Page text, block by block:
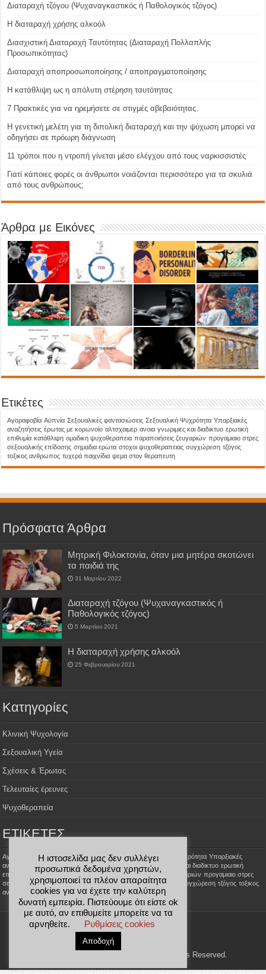
Διαταραχή τζόγου (Ψυχαναγκαστικός ή Παθολογικός τζόγος)
H διαταραχή χρήσης αλκοόλ
Διασχιστική Διαταραχή Ταυτότητας (Διαταραχή Πολλαπλής
Προσωπικότητας)
Διαταραχή αποπροσωποποίησης / αποπραγματοποίησης
Η κατάθλιψη ως η απόλυτη στέρηση ταυτότητας
7 Πρακτικές για να ηρεμήσετε σε στιγμές αβεβαιότητας.
Η γενετική μελέτη για τη διπολική διαταραχή και την ψύχωση μπορεί να
οδηγήσει σε πρόωρη διάγνωση
11 τρόποι που η ντροπή γίνεται μέσο ελέγχου από τους ναρκισσιστές
Γιατί κάποιες φορές οι άνθρωποι νοιάζονται περισσότερο για τα σκυλιά
από τους ανθρώπους;
Άρθρα με Εικόνες
Ετικέτες
Aγοραφοβία Αϋπνία Σεξουαλικές φαντασιώσεις Σεξουαλική Ψυχρότητα Υπαρξιακές
αναζητήσεις έρωτας με κορωνοίο αλτσχαιμερ ανοια γνωριμιες και διαδικτυο ερωτική
επιθυμία κατάθλιψη ομαδικη ψυχοθεραπεια παραποιήσεις ζευγαριών προγαμιαιο στρες
σεξουαλικής επίδοσης σημαδια ερωτα στοχοι ψυχοθεραπειας συγχώρεση τζόγος
τοξικος ανθρωπος τυχερά παιχνίδια ψεμα στον θεραπευτη
Πρόσφατα Άρθρα
Μητρική Φιλοκτονία, όταν μια μητέρα σκοτώνει
τα παιδιά της
31 Μαρτίου 2022
Διαταραχή τζόγου (Ψυχαναγκαστικός ή
Παθολογικός τζόγος)
5 Μαρτίου 2021
H διαταραχή χρήσης αλκοόλ
25 Φεβρουαρίου 2021
Kατηγορίες
Κλινική Ψυχολογία
Σεξουαλική Υγεία
Σχέσεις & Έρωτας
Τελευταίες έρευνες
Ψυχοθεραπεία
ΕΤΙΚΕΤΕΣ
Aγοραφοβία Αϋπνία Σεξουαλικές φαντασιώσεις Σεξουαλική Ψυχρότητα Υπαρξιακές
αναζητήσεις
έρωτας με κορωνοίο αλτσχαιμερ ανοια γνωριμιες και διαδικτυο ερωτική
επιθυμία
κατάθλιψη ομαδικη ψυχοθεραπεια παραποιήσεις ζευγαριών προγαμιαιο στρες
σεξουαλικής επίδοσης σημαδια ερωτα στοχοι ψυχοθεραπειας συγχώρεση τζόγος τοξικος
ανθρωπος τυχερά παιχνίδια ψεμα στον θεραπευτη
Designed byWebpass.gr
InPsyche © Copyright 2013-2020, All Rights Reserved.
Η ιστοσελίδα μας δεν συλλέγει
προσωπικά δεδομένα χρηστών,
χρησιμοποιεί τα πλέον απαραίτητα
cookies για να έχετε την καλύτερη
δυνατή εμπειρία. Πιστεύουμε ότι είστε ok
με αυτό, αν επιθυμείτε μπορείτε να τα
αρνηθείτε.
Ρυθμίσεις cookies
Αποδοχή